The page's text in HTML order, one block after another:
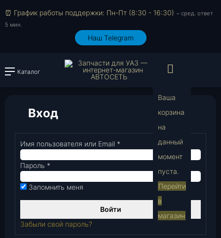
⏰ График работы поддержки: Пн-Пт (8:30 - 16:30) ~ сред. ответ
5 мин.
Наш Telegram
Каталог Войти или
Ваша
корзина
на
данный
момент
пуста.
Перейти
в
магазин
Вход
Имя пользователя или Email * Обязательно
Пароль *
Запомнить меня
Войти
Забыли свой пароль?